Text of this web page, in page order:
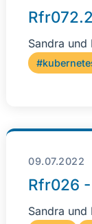
Sandra
09.07.2022
Rfr026
Sandra und